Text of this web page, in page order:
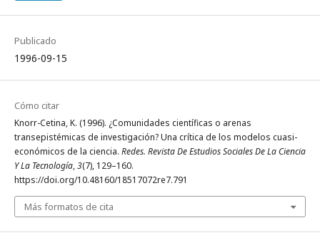
Publicado
1996-09-15
Cómo citar
Knorr-Cetina, K. (1996). ¿Comunidades científicas o arenas
transepistémicas de investigación? Una crítica de los modelos cuasi-
económicos de la ciencia. Redes. Revista De Estudios Sociales De La Ciencia
Y La Tecnología,3(7), 129–160.
https://doi.org/10.48160/18517072re7.791
Más formatos de cita